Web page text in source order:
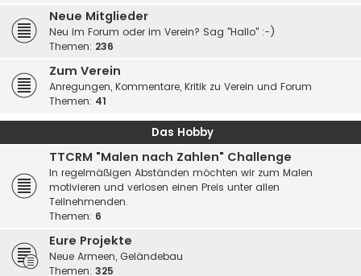
Neue Mitglieder
Neu im Forum oder im Verein? Sag "Hallo" :-)
Themen: 236
Zum Verein
Anregungen, Kommentare, Kritik zu Verein und Forum
Themen: 41
Das Hobby
TTCRM "Malen nach Zahlen" Challenge
In regelmäßigen Abständen möchten wir zum Malen
motivieren und verlosen einen Preis unter allen
Teilnehmenden.
Themen: 6
Eure Projekte
Neue Armeen, Geländebau
Themen: 325